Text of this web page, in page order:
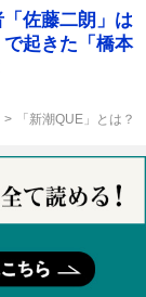
「佐藤二朗」は
起きた「橋本
「新潮QUE」とは？